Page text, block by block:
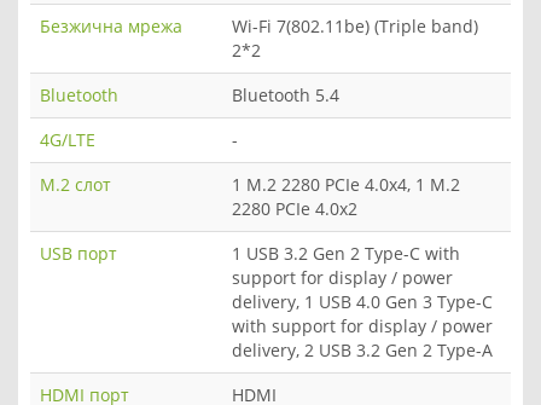
Безжична мрежа
Wi-Fi 7(802.11be) (Triple band)
2*2
Bluetooth
Bluetooth 5.4
4G/LTE
-
M.2 слот
1 M.2 2280 PCIe 4.0x4, 1 M.2
2280 PCIe 4.0x2
USB порт
1 USB 3.2 Gen 2 Type-C with
support for display / power
delivery, 1 USB 4.0 Gen 3 Type-C
with support for display / power
delivery, 2 USB 3.2 Gen 2 Type-A
HDMI порт
HDMI